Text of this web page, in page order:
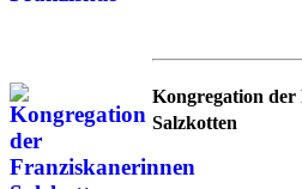
Kongregation
Salzkotten